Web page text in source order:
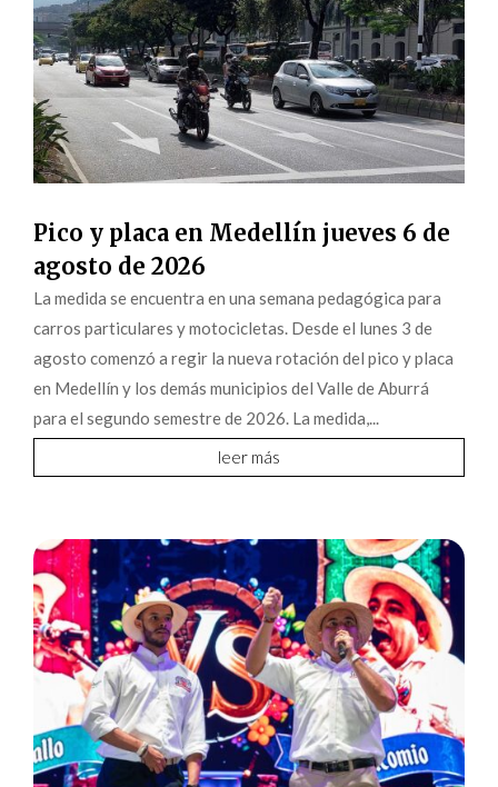
Pico y placa en Medellín jueves 6 de
agosto de 2026
La medida se encuentra en una semana pedagógica para
carros particulares y motocicletas. Desde el lunes 3 de
agosto comenzó a regir la nueva rotación del pico y placa
en Medellín y los demás municipios del Valle de Aburrá
para el segundo semestre de 2026. La medida,...
leer más